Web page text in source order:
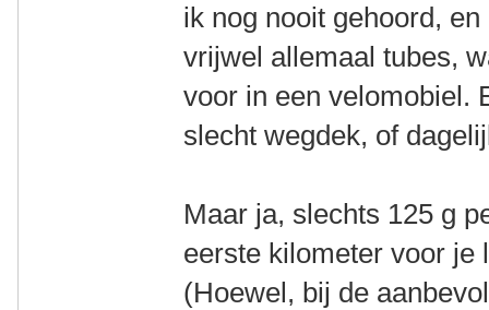
ik nog nooit gehoord,
vrijwel allemaal tubes,
voor in een velomobiel.
slecht wegdek, of
Maar ja, slechts 125 g
eerste kilometer voor je
(Hoewel, bij de